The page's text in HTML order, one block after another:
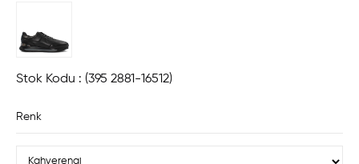
Stok Kodu (395 2881-16512)
Renk